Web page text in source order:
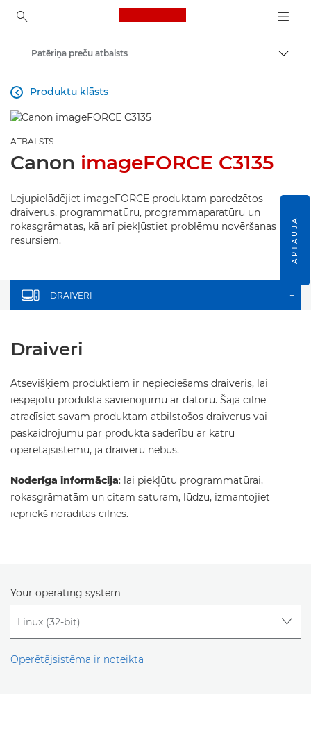
Canon Logo, back to
Patēriņa preču atbalsts
Produktu klāsts

ATBALSTS
Canon imageFORCE C3135
Lejupielādējiet imageFORCE produktam paredzētos
draiverus, programmatūru, programmaparatūru un
rokasgrāmatas, kā arī piekļūstiet problēmu novēršanas
resursiem.
DRAIVERI +
Draiveri
Atsevišķiem produktiem ir nepieciešams draiveris, lai
iespējotu produkta savienojumu ar datoru. Šajā cilnē
atradīsiet savam produktam atbilstošos draiverus vai
paskaidrojumu par produkta saderību ar katru
operētājsistēmu, ja draiveru nebūs.
Noderīga informācija: lai piekļūtu programmatūrai,
rokasgrāmatām un citam saturam, lūdzu, izmantojiet
iepriekš norādītās cilnes.
Your operating system
Operētājsistēma ir noteikta
APTAUJA